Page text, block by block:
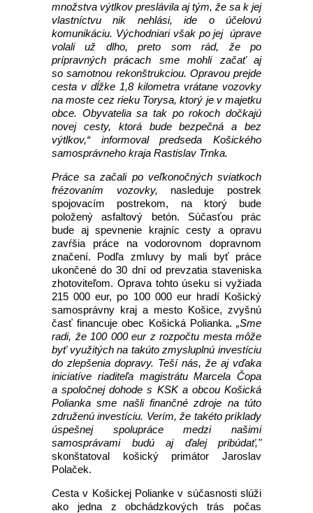
množstva výtlkov preslávila aj tým, že sa k jej
vlastníctvu nik nehlási, ide o účelovú
komunikáciu. Východniari však po jej úprave
volali už dlho, preto som rád, že po
prípravných prácach sme mohli začať aj
so samotnou rekonštrukciou. Opravou prejde
cesta v dĺžke 1,8 kilometra vrátane vozovky
na moste cez rieku Torysa, ktorý je v majetku
obce. Obyvatelia sa tak po rokoch dočkajú
novej cesty, ktorá bude bezpečná a bez
výtlkov,“ informoval predseda Košického
samosprávneho kraja Rastislav Trnka.
Práce sa začali po veľkonočných sviatkoch
frézovaním vozovky, nasleduje postrek
spojovacím postrekom, na ktorý bude
položený asfaltový betón. Súčasťou prác
bude aj spevnenie krajníc cesty a opravu
zavŕšia práce na vodorovnom dopravnom
značení. Podľa zmluvy by mali byť práce
ukončené do 30 dní od prevzatia staveniska
zhotoviteľom. Oprava tohto úseku si vyžiada
215 000 eur, po 100 000 eur hradí Košický
samosprávny kraj a mesto Košice, zvyšnú
časť financuje obec Košická Polianka. „Sme
radi, že 100 000 eur z rozpočtu mesta môže
byť využitých na takúto zmysluplnú investíciu
do zlepšenia dopravy. Teší nás, že aj vďaka
iniciatíve riaditeľa magistrátu Marcela Čopa
a spoločnej dohode s KSK a obcou Košická
Polianka sme našli finančné zdroje na túto
združenú investíciu. Verím, že takéto príklady
úspešnej spolupráce medzi našimi
samosprávami budú aj ďalej pribúdať,"
skonštatoval košický primátor Jaroslav
Polaček.
Cesta v Košickej Polianke v súčasnosti slúži
ako jedna z obchádzkových trás počas